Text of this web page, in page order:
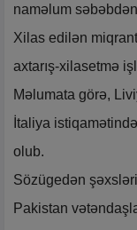
naməlum səbəbdən
Xilas edilən
axtarış-xilasetmə
Məlumata görə,
İtaliya
olub.
Sözügedən
Pakistan